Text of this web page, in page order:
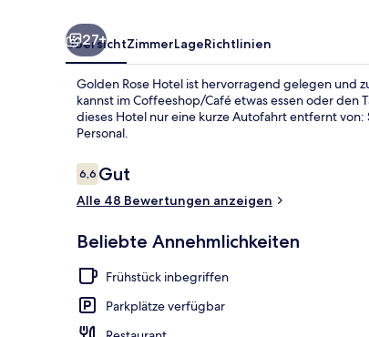
27+
ÜbersichtZimmerLageRichtlinien
Golden Rose Hotel ist hervorragend gelegen und
kannst im Coffeeshop/Café etwas essen oder den
dieses Hotel nur eine kurze Autofahrt entfernt
Personal.
Bewertungen
6,66,6 von 10.
Gut
Alle 48 Bewertungen anzeigen
Beliebte Annehmlichkeiten
Frühstück inbegriffen
Parkplätze verfügbar